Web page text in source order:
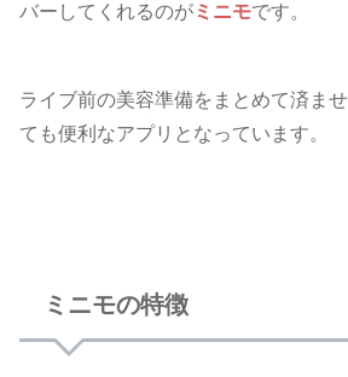
バーしてくれるのがミニモです。
ライブ前の美容準備をまとめて済ま
ても便利なアプリとなっています。
ミニモの特徴